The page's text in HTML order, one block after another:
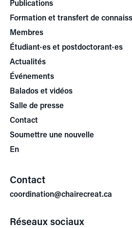
Publications
Formation et transfert de
Membres
Étudiant·es et postdoctorant·es
Actualités
Événements
Balados et vidéos
Salle de presse
Contact
Soumettre une nouvelle
En
Contact
coordination@chairecreat.ca
Réseaux sociaux